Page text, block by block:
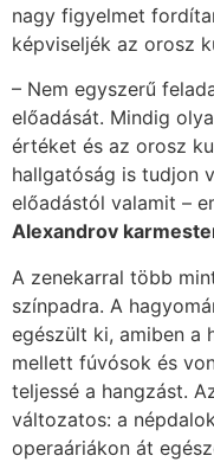
nagy figyelmet
képviseljék az orosz
– Nem egyszerű
előadását. Mindig
értéket és az orosz
hallgatóság is tudjon
előadástól valamit –
Alexandrov
A zenekarral több
színpadra. A
egészült ki, amiben a
mellett fúvósok és
teljessé a hangzást.
változatos: a
operaáriákon át